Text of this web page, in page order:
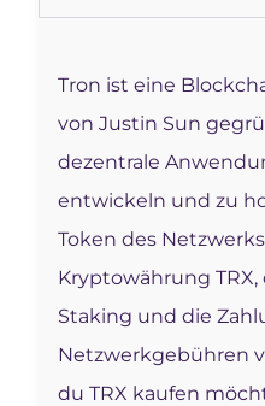
Tron ist eine
von Justin Sun
dezentrale
entwickeln und zu
Token des
Kryptowährung
Staking und die
Netzwerkgebühren
du TRX kaufen